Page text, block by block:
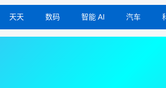
天天 数码 智能 AI 汽车